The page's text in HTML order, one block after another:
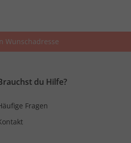
Wunschadresse
du Hilfe?
Fragen